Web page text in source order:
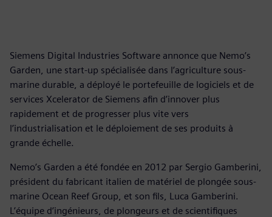
Siemens Digital Industries Software annonce que Nemo’s
Garden, une start-up spécialisée dans l’agriculture sous-
marine durable, a déployé le portefeuille de logiciels et de
services Xcelerator de Siemens afin d’innover plus
rapidement et de progresser plus vite vers
l’industrialisation et le déploiement de ses produits à
grande échelle.
Nemo’s Garden a été fondée en 2012 par Sergio Gamberini,
président du fabricant italien de matériel de plongée sous-
marine Ocean Reef Group, et son fils, Luca Gamberini.
L’équipe d’ingénieurs, de plongeurs et de scientifiques